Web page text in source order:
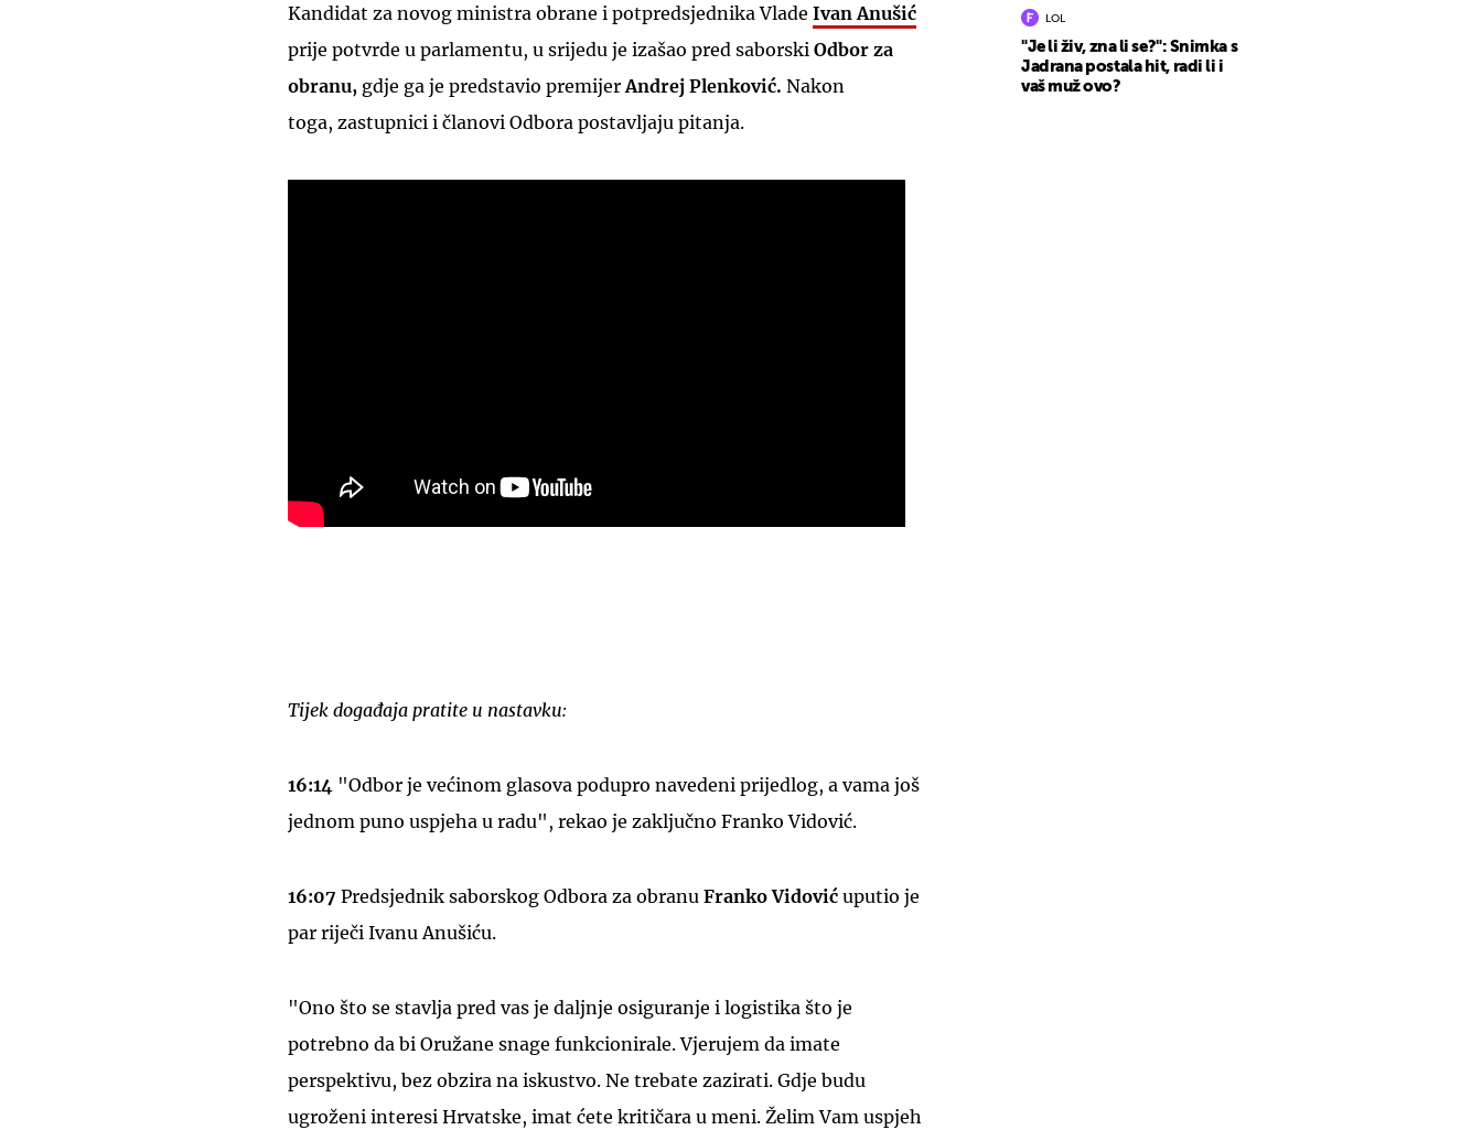
Kandidat za novog ministra obrane i potpredsjednika Vlade Ivan Anušić
prije potvrde u parlamentu, u srijedu je izašao pred saborski Odbor za
obranu, gdje ga je predstavio premijer Andrej Plenković. Nakon
toga, zastupnici i članovi Odbora postavljaju pitanja.
Tijek događaja pratite u nastavku:
16:14 "Odbor je većinom glasova podupro navedeni prijedlog, a vama još
jednom puno uspjeha u radu", rekao je zaključno Franko Vidović.
16:07 Predsjednik saborskog Odbora za obranu Franko Vidović uputio je
par riječi Ivanu Anušiću.
"Ono što se stavlja pred vas je daljnje osiguranje i logistika što je
potrebno da bi Oružane snage funkcionirale. Vjerujem da imate
perspektivu, bez obzira na iskustvo. Ne trebate zazirati. Gdje budu
ugroženi interesi Hrvatske, imat ćete kritičara u meni. Želim Vam uspjeh
LOL
"Je li živ, zna li se?": Snimka s
Jadrana postala hit, radi li i
vaš muž ovo?